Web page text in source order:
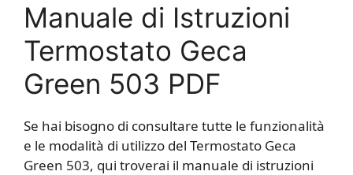
Manuale di Istruzioni
Termostato Geca
Green 503 PDF
Se hai bisogno di consultare tutte le funzionalità
e le modalità di utilizzo del Termostato Geca
Green 503, qui troverai il manuale di istruzioni